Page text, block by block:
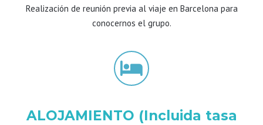
Realización de reunión previa al viaje en Barcelona para
conocernos el grupo.
ALOJAMIENTO (Incluida tasa